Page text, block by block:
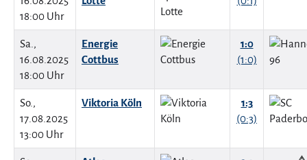
18:00 Uhr
Sa.,
16.08.2025
18:00 Uhr
Energie
Cottbus
1:0
(1:0)
So.,
17.08.2025
13:00 Uhr
Viktoria Köln
1:3
(0:3)